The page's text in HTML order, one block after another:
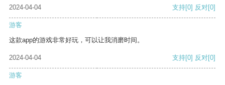
2024-04-04 支持[0] 反对[0]
游客
这款app的游戏非常好玩，可以让我消磨时间。
2024-04-04 支持[0] 反对[0]
游客